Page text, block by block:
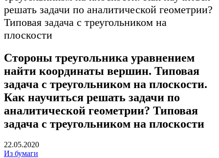
решать задачи по аналитической геометрии?
Типовая задача с треугольником на
плоскости
Стороны треугольника уравнением
найти координаты вершин. Типовая
задача с треугольником на плоскости.
Как научиться решать задачи по
аналитической геометрии? Типовая
задача с треугольником на плоскости
22.05.2020
Из бумаги